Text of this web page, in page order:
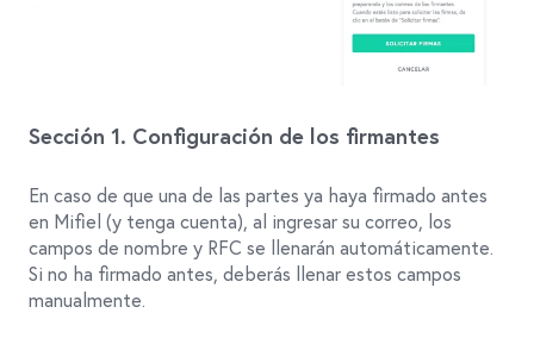
Sección 1. Configuración de los firmantes
En caso de que una de las partes ya haya firmado antes
en Mifiel (y tenga cuenta), al ingresar su correo, los
campos de nombre y RFC se llenarán automáticamente.
Si no ha firmado antes, deberás llenar estos campos
manualmente.